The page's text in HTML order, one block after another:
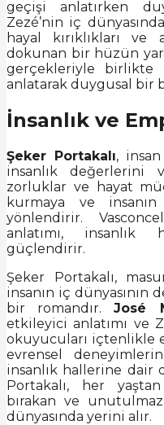
geçişi anlatırken
Zezé’nin iç
hayal kırıklıkları
dokunan bir hüzün
gerçekleriyle birlikte
anlatarak duygusal bir
İnsanlık ve
Şeker Portakalı, insan
insanlık değerlerini
zorluklar ve hayat
kurmaya ve insanın
yönlendirir.
anlatımı, insanlık
güçlendirir.
Şeker Portakalı,
insanın iç
bir romandır.José
etkileyici anlatımı ve
okuyucuları içtenlikle
evrensel
insanlık hallerine dair
Portakalı, her
bırakan ve
dünyasında yerini alır.